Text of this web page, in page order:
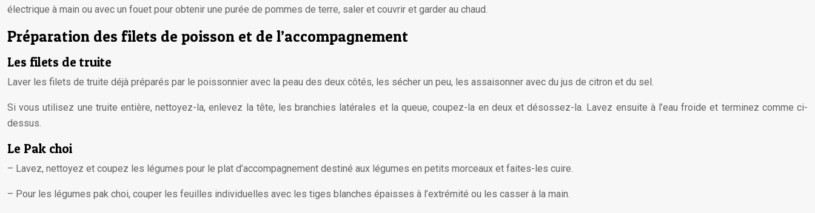
électrique à main ou avec un fouet pour obtenir une purée de pommes de terre, saler et couvrir et garder au chaud.
Préparation des filets de poisson et de l’accompagnement
Les filets de truite
Laver les filets de truite déjà préparés par le poissonnier avec la peau des deux côtés, les sécher un peu, les assaisonner avec du jus de citron et du sel.
Si vous utilisez une truite entière, nettoyez-la, enlevez la tête, les branchies latérales et la queue, coupez-la en deux et désossez-la. Lavez ensuite à l’eau froide et terminez comme ci-
dessus.
Le Pak choi
– Lavez, nettoyez et coupez les légumes pour le plat d’accompagnement destiné aux légumes en petits morceaux et faites-les cuire.
– Pour les légumes pak choi, couper les feuilles individuelles avec les tiges blanches épaisses à l’extrémité ou les casser à la main.